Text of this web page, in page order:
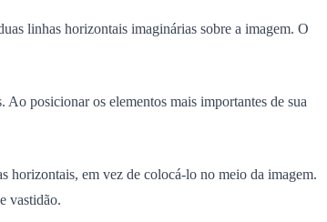
linhas horizontais imaginárias sobre a imagem. O
Ao posicionar os elementos mais importantes de sua
horizontais, em vez de colocá-lo no meio da imagem.
vastidão.